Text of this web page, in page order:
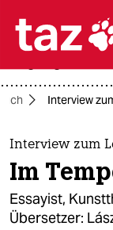
themen
politik
öko
usa
Interview
Interview zum
Im
Essayist,
Übersetzer: